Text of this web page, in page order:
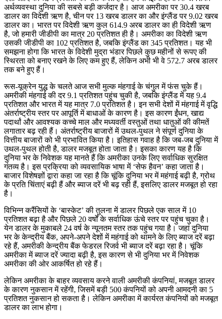
अर्थव्यवस्था दुनिया की सबसे बड़ी कर्जदार है। आज अमरीका पर 30.4 खरब
डालर का विदेशी ऋण है, चीन पर 13 खरब डालर का और इंग्लैंड पर 9.02 खरब
डालर का। भारत पर विदेशी ऋण कुल 614.9 अरब डालर का ही विदेशी ऋण
है, जो हमारी जीडीपी का मात्र 20 प्रतिशत ही है। अमरीका का विदेशी ऋण
उसकी जीडीपी का 102 प्रतिशत है, जबकि इंग्लैंड का 345 प्रतिशत। यह भी
समझना होगा कि भारत के विदेशी मुद्रा भंडार पिछले कुछ महीनों से रूपए की
स्थिरता को बनाए रखने के लिए कम हुए हैं, लेकिन अभी भी वे 572.7 अरब डालर
तक बने हुए हैं।
रूस-यूक्रेन युद्ध के चलते आज सभी मुल्क मंहगाई के चंगुल में फंस चुके हैं।
अमरीकी मंहगाई की दर 9.1 प्रतिशत पहुंच चुकी है, जबकि इंग्लैंड में यह 9.4
प्रतिशत और भारत में यह मात्र 7.0 प्रतिशत है। इन सभी देशों में मंहगाई में वृद्धि
अंतर्राष्ट्रीय स्तर पर आपूर्ति में बाधाओं के कारण है। इस कारण ईंधन, खाद्य
पदार्थां और आवश्यक कच्चे माल और मध्यवर्ती वस्तुओं तथा धातुओं की कीमतें
लगातार बढ़ रही हैं। अंतर्राष्ट्रीय बाजारों में उथल-पुथल ने संपूर्ण दुनिया के
वित्तीय बाजारों को भी प्रभावित किया है। इतिहास गवाह है कि जब-जब दुनिया में
उथल-पुथल होती है, डालर मजबूत होता जाता है। इसका कारण यह है कि
दुनिया भर के निवेशक यह मानते हैं कि अमरीका उनके लिए सर्वाधिक सुरक्षित
गंतव्य है। इस प्रक्रिया को व्यवसायिक भाषा में ‘सेफ हैवन’ कहा जाता है।
बाजार विशेषज्ञों द्वारा कहा जा रहा है कि चूंकि दुनिया भर में महंगाई बढ़ी है, ग्रोथ
के प्रति चिंताएं बढ़ी हैं और ब्याज दरें भी बढ़ रही हैं, इसलिए डालर मजबूत हो रहा
है।
विभिन्न करैंसियों के ‘बास्केट’ की तुलना में डालर पिछले एक साल में 10
प्रतिशत बढ़ा है और पिछले 20 वर्षों के सर्वाधिक ऊंचे स्तर पर पहुंच चुका है।
येन डालर के मुकाबले 24 वर्ष के न्यूनतम स्तर तक पहुंच गया है। जहां दुनिया
भर के केन्द्रीय बैंक, अपने-अपने देशों में महंगाई को थामने के लिए ब्याज दरें बढ़ा
रहे हैं, अमरीकी केन्द्रीय बैंक फेडरल रिजर्व भी ब्याज दरें बढ़ा रहा है। चूंकि
अमरीका में ब्याज दरें ज्यादा बढ़ी है, इस कारण से भी दुनिया भर में निवेशक
अमरीका की ओर आकर्षित हो रहे हैं।
लेकिन अमरीका के बाहर व्यवसाय करने वाली अमरीकी कंपनियां, मजबूत डालर
के कारण नुकसान में रहेंगी, जिसमें बड़ी 500 कंपनियों को अपनी आमदनी का 5
प्रतिशत नुकसान हो सकता है। लेकिन अमरीका में कार्यरत कंपनियों को मजबूत
डालर का लाभ होगा।